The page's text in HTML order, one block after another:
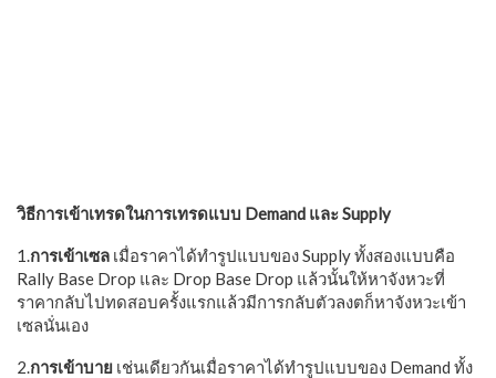
วิธีการเข้าเทรดในการเทรดแบบ Demand และ Supply
1. การเข้าเซล เมื่อราคาได้ทำรูปแบบของ Supply ทั้งสองแบบคือ
Rally Base Drop และ Drop Base Drop แล้วนั้นให้หาจังหวะที่
ราคากลับไปทดสอบครั้งแรกแล้วมีการกลับตัวลงตก็หาจังหวะเข้า
เซลนั่นเอง
2. การเข้าบาย เช่นเดียวกันเมื่อราคาได้ทำรูปแบบของ Demand ทั้ง